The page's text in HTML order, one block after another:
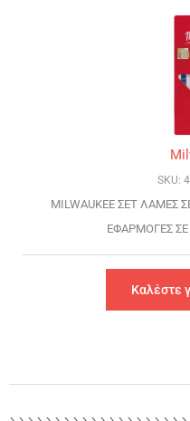
SKU:
MILWAUKEE ΣΕΤ ΛΑΜΕΣ
ΕΦΑΡΜΟΓΕΣ
Καλέστε